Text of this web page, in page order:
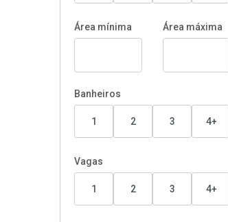
Área mínima Área máxima
Banheiros
1 2 3 4+
Vagas
1 2 3 4+